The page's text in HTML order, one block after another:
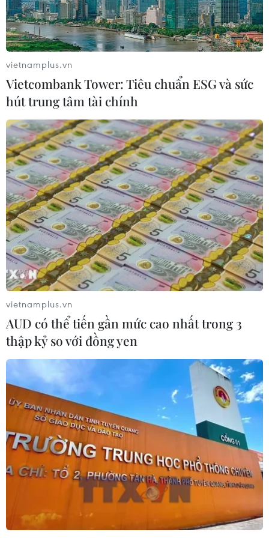
Phía Nam châu Phi tăng cường phối
hợp ngăn chặn dịch Ebola
Điều gì tạo nên niềm tin khi lựa chọn
dinh dưỡng đầu đời cho trẻ?
18/07/2026 01:00
Phân bổ ngân sách chăm sóc sức
khỏe và dân số: Ưu tiên các địa bàn
khó khăn
17/07/2026 22:30
Xem thêm
CƠ QUAN CHỦ QUẢN: THÔNG TẤN XÃ VIỆT NAM
Tổng Biên tập: TRẦN TIẾN DUẨN
Phó Tổng Biên tập: NGUYỄN THỊ TÁM, KHÚC THANH
THỦY
Sở hữu trí tuệ
Quy định sử dụng
Hỗ trợ
Ngôn ngữ
Dịch vụ tin
Quảng cáo
vietnamplus.vn
Vietcombank Tower: Tiêu chuẩn ESG và sức
hút trung tâm tài chính
vietnamplus.vn
AUD có thể tiến gần mức cao nhất trong 3
thập kỷ so với đồng yen